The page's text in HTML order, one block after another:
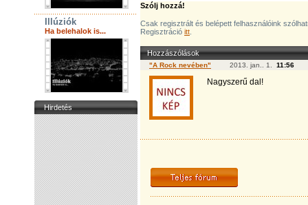
Illúziók
Ha belehalok is...
Hirdetés
Szólj hozzá!
Csak regisztrált és belépett felhasználóink
Regisztráció itt
Hozzászólások
"A Rock nevében" 2013. jan.. 1. 11:56
Nagyszerű dal!